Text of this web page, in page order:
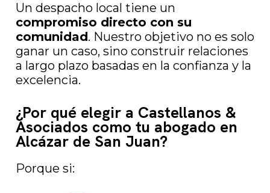
Un despacho local tiene un
compromiso directo con su
comunidad. Nuestro objetivo no es solo
ganar un caso, sino construir relaciones
a largo plazo basadas en la confianza y la
excelencia.
¿Por qué elegir a Castellanos &
Asociados como tu abogado en
Alcázar de San Juan?
Porque si: